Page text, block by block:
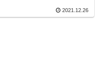
2021.12.26